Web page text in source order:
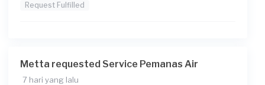
Request Fulfilled
Metta requested Service Pemanas Air
7 hari yang lalu